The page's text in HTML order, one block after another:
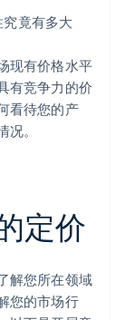
竟有多大
现有价格水平
有竞争力的价
看待您的产
。
定价
解您所在领域
您的市场行